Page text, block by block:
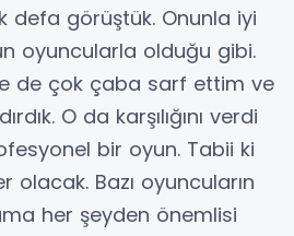
defa görüştük. Onunla iyi
oyuncularla olduğu gibi.
de çok çaba sarf ettim ve
O da karşılığını verdi
bir oyun. Tabii ki
olacak. Bazı oyuncuların
her şeyden önemlisi